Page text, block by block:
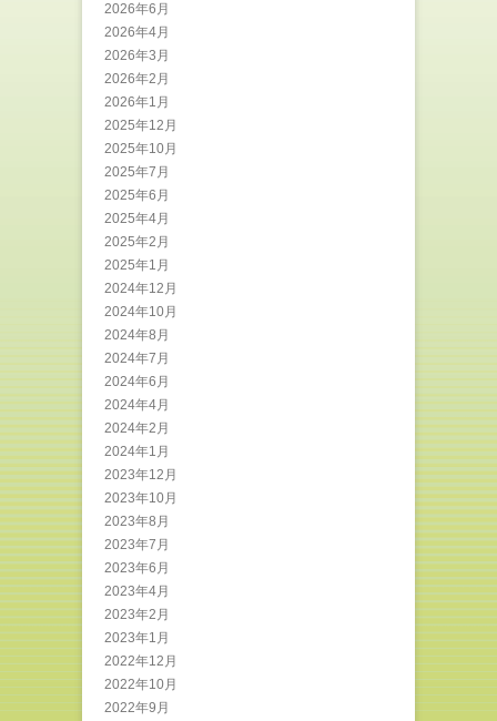
2026年6月
2026年4月
2026年3月
2026年2月
2026年1月
2025年12月
2025年10月
2025年7月
2025年6月
2025年4月
2025年2月
2025年1月
2024年12月
2024年10月
2024年8月
2024年7月
2024年6月
2024年4月
2024年2月
2024年1月
2023年12月
2023年10月
2023年8月
2023年7月
2023年6月
2023年4月
2023年2月
2023年1月
2022年12月
2022年10月
2022年9月